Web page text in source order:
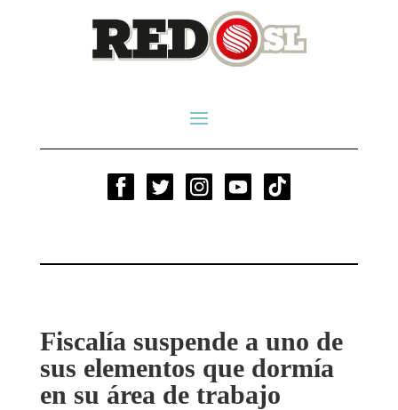
Fiscalía suspende a uno de
sus elementos que dormía
en su área de trabajo